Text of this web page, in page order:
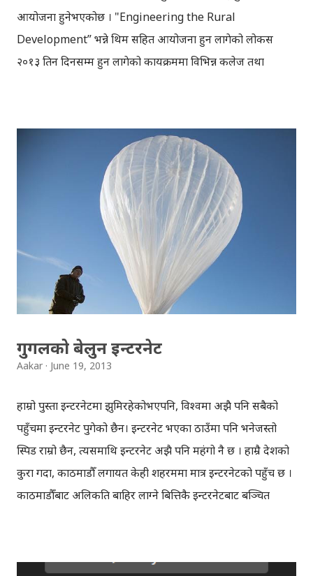
आयोजना हुनेभएकोछ । "Engineering the Rural
Development” भन्ने थिम सहित आयोजना हुन लागेको लोकस
२०१३ तिन दिनसम्म हुन लागेको कार्यक्रममा विभिन्न कलेज तथा
कम्पिटिसन, पेपर प्रिजेन्टेसन लगायत विविध कार्यक्रम आयोजना
गरिनेछन् । LOCUS 2013 will be focusing on the issue
“Rural Development” through an engineering
perspective and act as a medium to acknowledge this
topic via different plans and efforts in the technical
level. LOCUS has tried to define the activities and
concerns of rural development through engineering
solutions. The primary objective of the event is to
bring to light the present disparity of technology in
approaches. Event: LOCUS 2013 (10th National
Technological Festival) Date: Ju...
गुगलको बेलुन इन्टरनेट
Aakar June 19, 2013
हाम्रो पुस्ता इन्टरनेटमा झुमिरहेकोभएपनि, विश्वमा अझै पनि सबैको
पहुँचमा इन्टरनेट पुगेको छैन। इन्टरनेट भएका ठाउँमा पनि भनेजस्तो
स्पिड राम्रो छैन, त्यसमाथि इन्टरनेट अझै पनि महंगो नै छ । हाम्रै देशको
कुरा गर्दा, काठमाडौँ लगायत केही शहरममा मात्र इन्टरनेटको पहुँच छ ।
काठमाडौँबाट अलिकति बाहिर लाग्ने बित्तिकै इन्टरनेटबाट बञ्चित
गरेकोछ । "लुन" प्रोजेक्ट अन्तर्गत, गुगलले बेलुनको माध्यमबाट इन्टरनेट